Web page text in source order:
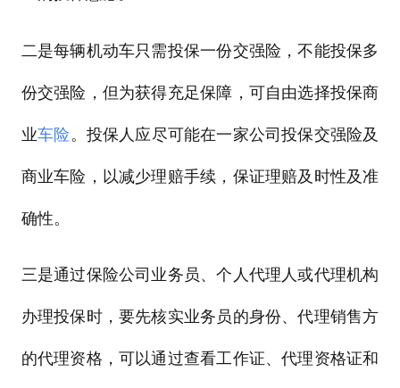
二是每辆机动车只需投保一份交强险，不能投保多
份交强险，但为获得充足保障，可自由选择投保商
业车险 。投保人应尽可能在一家公司投保交强险及
商业车险，以减少理赔手续，保证理赔及时性及准
确性。
三是通过保险公司业务员、个人代理人或代理机构
办理投保时，要先核实业务员的身份、代理销售方
的代理资格，可以通过查看工作证、代理资格证和